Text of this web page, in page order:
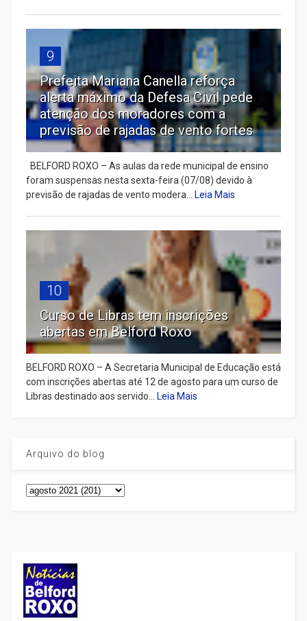
9
Prefeita Mariana Canella reforça
alerta máximo da Defesa Civil pede
atenção dos moradores com a
previsão de rajadas de vento fortes
BELFORD ROXO – As aulas da rede municipal de ensino
foram suspensas nesta sexta-feira (07/08) devido à
previsão de rajadas de vento modera...
Leia Mais
10
Curso de Libras tem inscrições
abertas em Belford Roxo
BELFORD ROXO – A Secretaria Municipal de Educação está
com inscrições abertas até 12 de agosto para um curso de
Libras destinado aos servido...
Leia Mais
Arquivo do blog